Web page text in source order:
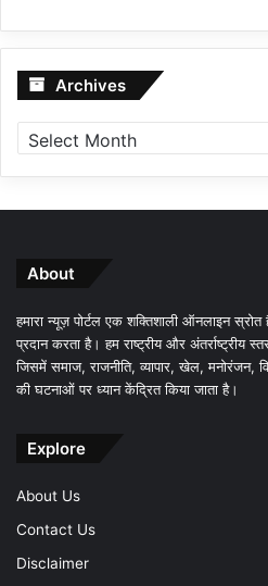
Archives Archives
About
हमारा न्यूज़ पोर्टल एक शक्तिशाली ऑनलाइन
प्रदान करता है। हम राष्ट्रीय और अंतर्राष्ट्रीय
जिसमें समाज, राजनीति, व्यापार, खेल, मनोरंजन,
की घटनाओं पर ध्यान केंद्रित किया जाता है।
Explore
About Us
Contact Us
Disclaimer